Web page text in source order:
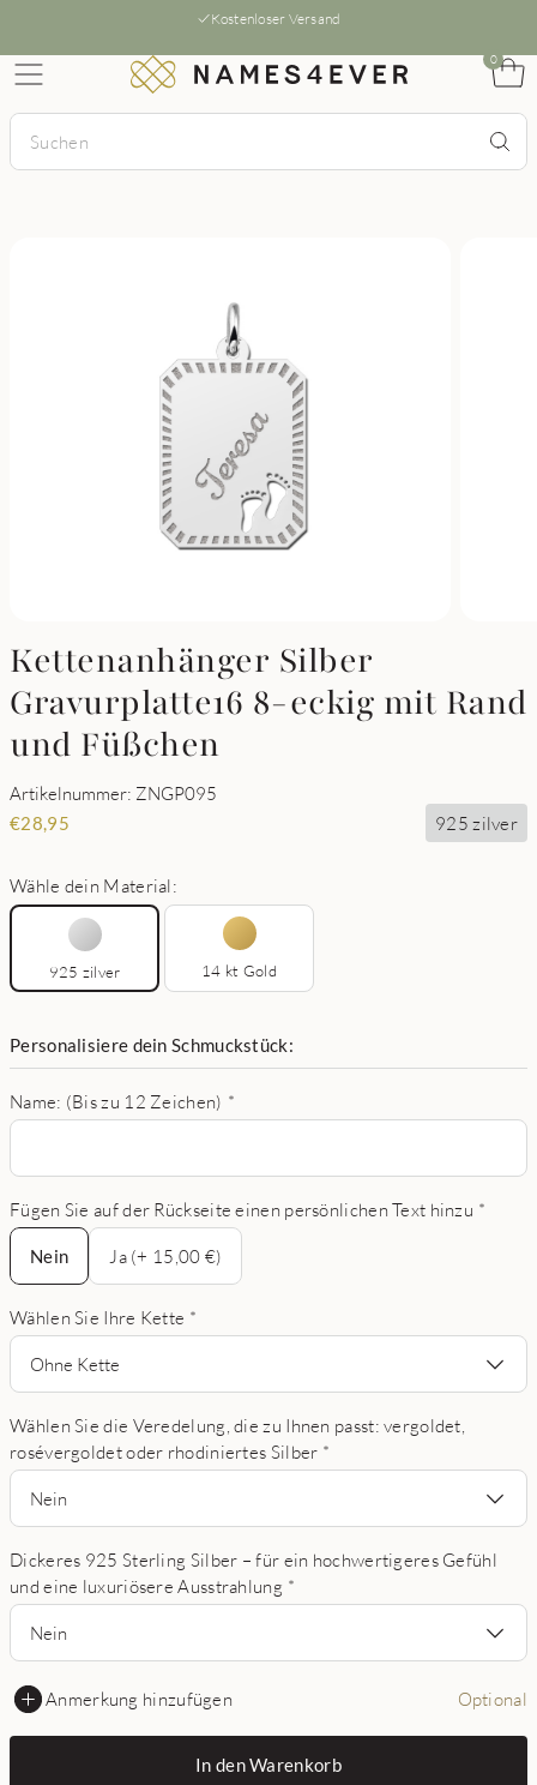
Kostenloser Versand
0
Kettenanhänger Silber
Gravurplatte16 8-eckig mit Rand
und Füßchen
Artikelnummer: ZNGP095
€28,95 925 zilver
Wähle dein Material:
925 zilver 14 kt Gold
Personalisiere dein Schmuckstück:
Name: (Bis zu 12 Zeichen) *
Fügen Sie auf der Rückseite einen persönlichen Text hinzu *
Nein
Nein
Ja (+ 15,00 €)
Wählen Sie Ihre Kette *
Ohne Kette
Wählen Sie die Veredelung, die zu Ihnen passt: vergoldet,
rosévergoldet oder rhodiniertes Silber *
Nein
Dickeres 925 Sterling Silber – für ein hochwertigeres Gefühl
und eine luxuriösere Ausstrahlung *
Nein
Anmerkung hinzufügen Optional
In den Warenkorb